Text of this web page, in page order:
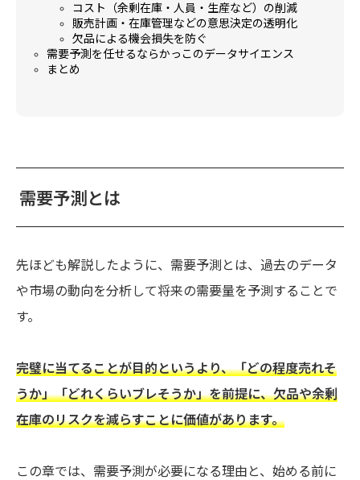
コスト（余剰在庫・人員・生産など）の削減
販売計画・在庫管理などの意思決定の透明化
欠品による機会損失を防ぐ
需要予測を任せるならかっこのデータサイエンス
まとめ
需要予測とは
先ほども解説したように、需要予測とは、過去のデータ
や市場の動向を分析して将来の需要量を予測することで
す。
完璧に当てることが目的というより、「どの程度売れそ
うか」「どれくらいブレそうか」を前提に、欠品や余剰
在庫のリスクを減らすことに価値があります。
この章では、需要予測が必要になる理由と、始める前に